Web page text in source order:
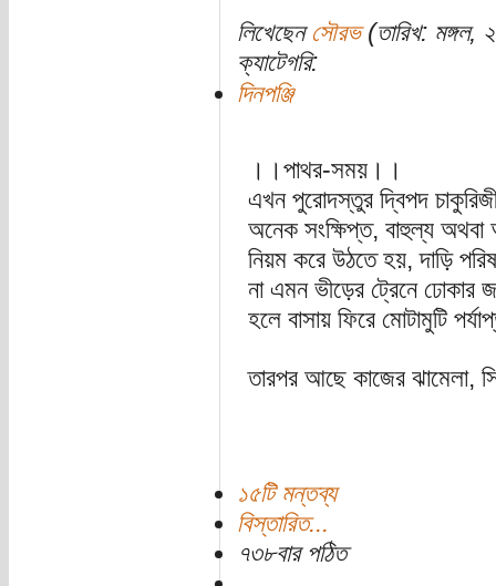
লিখেছেন সৌরভ(তারিখ:
ক্যাটেগরি:
দিনপঞ্জি
।।পাথর-সময়।।
এখন পুরোদস্তুর দ্বিপদ
অনেক সংক্ষিপ্ত, বাহুল্য
নিয়ম করে উঠতে হয়, দাড়ি
না এমন ভীড়ের ট্রেনে ঢোকার
হলে বাসায় ফিরে মোটামুটি
তারপর আছে কাজের ঝামেলা,
১৫টি মন্তব্য
বিস্তারিত...
৭৩৮বার পঠিত